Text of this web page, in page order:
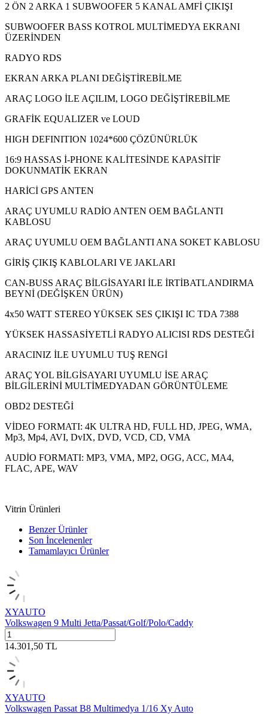
2 ÖN 2 ARKA 1 SUBWOOFER 5 KANAL AMFİ ÇIKIŞI
SUBWOOFER BASS KOTROL MULTİMEDYA EKRANI
ÜZERİNDEN
RADYO RDS
EKRAN ARKA PLANI DEĞİŞTİREBİLME
ARAÇ LOGO İLE AÇILIM, LOGO DEĞİŞTİREBİLME
GRAFİK EQUALIZER ve LOUD
HIGH DEFINITION 1024*600 ÇÖZÜNÜRLÜK
16:9 HASSAS İ-PHONE KALİTESİNDE KAPASİTİF
DOKUNMATİK EKRAN
HARİCİ GPS ANTEN
ARAÇ UYUMLU RADİO ANTEN OEM BAĞLANTI
KABLOSU
ARAÇ UYUMLU OEM BAĞLANTI ANA SOKET KABLOSU
GİRİŞ ÇIKIŞ KABLOLARI VE JAKLARI
CAN-BUSS ARAÇ BİLGİSAYARI İLE İRTİBATLANDIRMA
BEYNİ (DEĞİŞKEN ÜRÜN)
4x50 WATT STEREO YÜKSEK SES ÇIKIŞI IC TDA 7388
YÜKSEK HASSASİYETLİ RADYO ALICISI RDS DESTEĞİ
ARACINIZ İLE UYUMLU TUŞ RENGİ
ARAÇ YOL BİLGİSAYARI UYUMLU İSE ARAÇ
BİLGİLERİNİ MULTİMEDYADAN GÖRÜNTÜLEME
OBD2 DESTEĞİ
VİDEO FORMATI: 4K ULTRA HD, FULL HD, JPEG, WMA,
Mp3, Mp4, AVI, DvIX, DVD, VCD, CD, VMA
AUDİO FORMATI: MP3, VMA, MP2, OGG, ACC, MA4,
FLAC, APE, WAV
Vitrin Ürünleri
Benzer Ürünler
Son İncelenenler
Tamamlayıcı Ürünler
XYAUTO
Volkswagen 9 Multi Jetta/Passat/Golf/Polo/Caddy
14.301,50 TL
XYAUTO
Volkswagen Passat B8 Multimedya 1/16 Xy Auto